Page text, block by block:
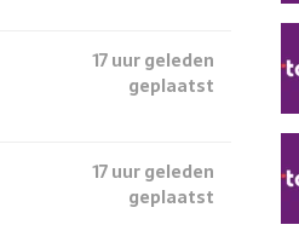
17 uur geleden
geplaatst
17 uur geleden
geplaatst